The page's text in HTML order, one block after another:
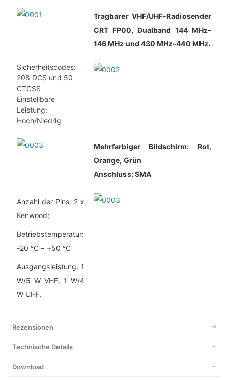
Tragbarer VHF/UHF-Radiosender
CRT FP00, Dualband 144 MHz–
146 MHz und 430 MHz–440 MHz.
Sicherheitscodes:
208 DCS und 50
CTCSS
Einstellbare
Leistung:
Hoch/Niedrig
Mehrfarbiger Bildschirm: Rot,
Orange, Grün
Anschluss: SMA
Anzahl der Pins: 2 x
Kenwood;
Betriebstemperatur:
-20 °C – +50 °C
Ausgangsleistung: 1
W/5 W VHF, 1 W/4
W UHF.
Rezensionen
Technische Details
Download